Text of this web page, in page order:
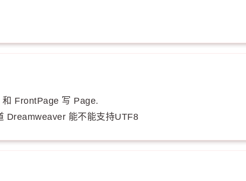
FrontPage 写 Page.
Dreamweaver 能不能支持UTF8